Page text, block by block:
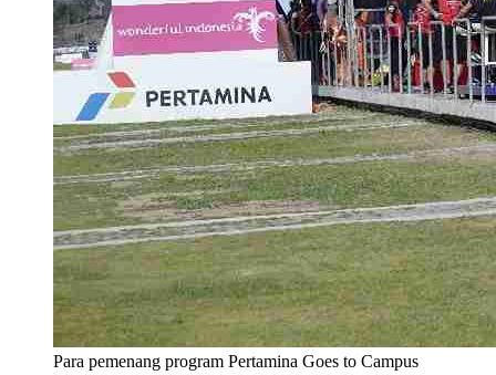
Para pemenang program Pertamina Goes to Campus